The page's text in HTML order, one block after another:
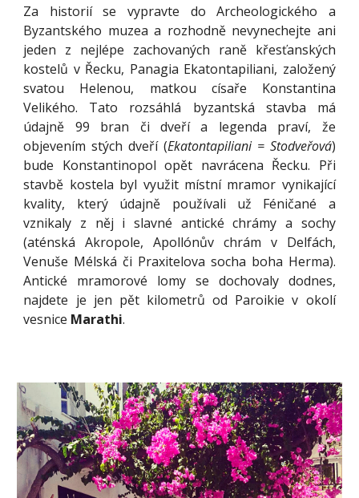
Za historií se vypravte do Archeologického a
Byzantského muzea a rozhodně nevynechejte ani
jeden z nejlépe zachovaných raně křesťanských
kostelů v Řecku, Panagia Ekatontapiliani, založený
svatou Helenou, matkou císaře Konstantina
Velikého. Tato rozsáhlá byzantská stavba má
údajně 99 bran či dveří a legenda praví, že
objevením stých dveří (Ekatontapiliani = Stodveřová)
bude Konstantinopol opět navrácena Řecku. Při
stavbě kostela byl využit místní mramor vynikající
kvality, který údajně používali už Féničané a
vznikaly z něj i slavné antické chrámy a sochy
(aténská Akropole, Apollónův chrám v Delfách,
Venuše Mélská či Praxitelova socha boha Herma).
Antické mramorové lomy se dochovaly dodnes,
najdete je jen pět kilometrů od Paroikie v okolí
vesnice Marathi.